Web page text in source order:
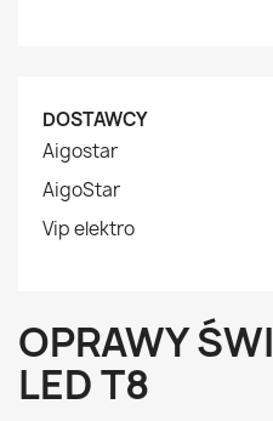
DOSTAWCY
Aigostar
AigoStar
Vip elektro
OPRAWY
LED T8